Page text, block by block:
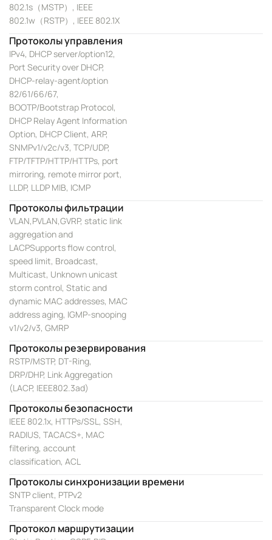
802.1s（MSTP）, IEEE
802.1w（RSTP）, IEEE 802.1X
Протоколы управления
IPv4, DHCP server/option12,
Port Security over DHCP,
DHCP-relay-agent/option
82/61/66/67,
BOOTP/Bootstrap Protocol,
DHCP Relay Agent Information
Option, DHCP Client, ARP,
SNMPv1/v2c/v3, TCP/UDP,
FTP/TFTP/HTTP/HTTPs, port
mirroring, remote mirror port,
LLDP, LLDP MIB, ICMP
Протоколы фильтрации
VLAN,PVLAN,GVRP, static link
aggregation and
LACPSupports flow control,
speed limit, Broadcast,
Multicast, Unknown unicast
storm control, Static and
dynamic MAC addresses, MAC
address aging, IGMP-snooping
v1/v2/v3, GMRP
Протоколы резервирования
RSTP/MSTP, DT-Ring,
DRP/DHP, Link Aggregation
(LACP, IEEE802.3ad)
Протоколы безопасности
IEEE 802.1x, HTTPs/SSL, SSH,
RADIUS, TACACS+, MAC
filtering, account
classification, ACL
Протоколы синхронизации времени
SNTP client, PTPv2
Transparent Clock mode
Протокол маршрутизации